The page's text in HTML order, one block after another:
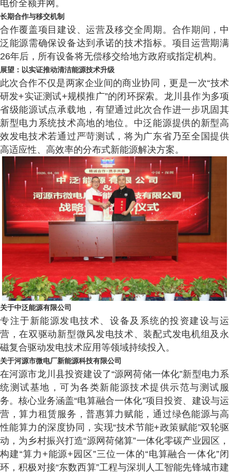
电价全额并网。
长期合作与移交机制
合作覆盖项目建设、运营及移交全周期。合作期间，中
泛能源需确保设备达到承诺的技术指标。项目运营期满
26年后，所有设备将无偿移交给地方政府或指定机构。
展望：以实证推动清洁能源技术升级
此次合作不仅是两家企业间的商业协同，更是一次“技术
研发+实证测试+规模推广”的闭环探索。龙川县作为多项
省级能源试点承载地，有望通过此次合作进一步巩固其
新型电力系统技术高地的地位。中泛能源提供的新型高
效发电技术若通过严苛测试，将为广东省乃至全国提供
高适应性、高效率的分布式新能源解决方案。
关于中泛能源有限公司
专注于新能源发电技术、设备及系统的投资建设与运
营，在双驱动新型微风发电技术、装配式发电机组及永
磁复合驱动发电技术应用等领域持续投入。
关于河源市微电厂新能源科技有限公司
在河源市龙川县投资建设了“源网荷储一体化”新型电力系
统测试基地，可为各类新能源技术提供示范与测试服
务。核心业务涵盖“电算融合一体化”项目投资、建设与运
营，算力租赁服务，普惠算力赋能，通过绿色能源与高
性能算力的深度协同，实现“技术节能+政策赋能”双轮驱
动，为乡村振兴打造“源网荷储算”一体化零碳产业园区，
构建“算力+能源+园区”三位一体的“电算融合一体化”闭
环，积极对接“东数西算”工程与深圳人工智能先锋城市建